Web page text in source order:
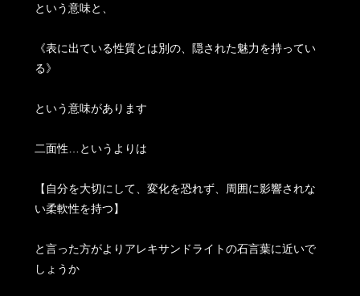
という意味と、
《表に出ている性質とは別の、隠された魅力を持ってい
る》
という意味があります
二面性…というよりは
【自分を大切にして、変化を恐れず、周囲に影響されな
い柔軟性を持つ】
と言った方がよりアレキサンドライトの石言葉に近いで
しょうか